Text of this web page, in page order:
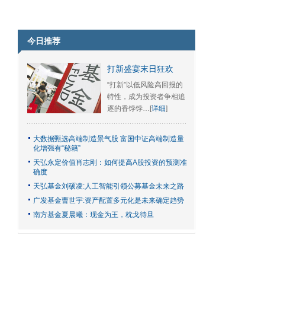
今日推荐
打新盛宴末日狂欢
“打新”以低风险高回报的
特性，成为投资者争相追
逐的香饽饽…[详细]
大数据甄选高端制造景气股 富国中证高端制造量
化增强有“秘籍”
天弘永定价值肖志刚：如何提高A股投资的预测准
确度
天弘基金刘硕凌:人工智能引领公募基金未来之路
广发基金曹世宇:资产配置多元化是未来确定趋势
南方基金夏晨曦：现金为王，枕戈待旦